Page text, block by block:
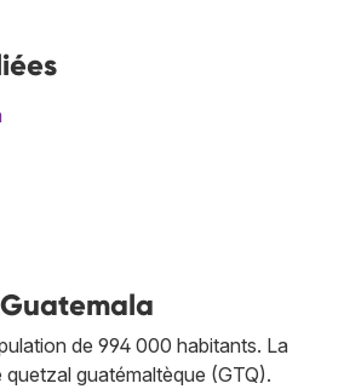
de 994 000 habitants. La
quetzal guatémaltèque (GTQ).